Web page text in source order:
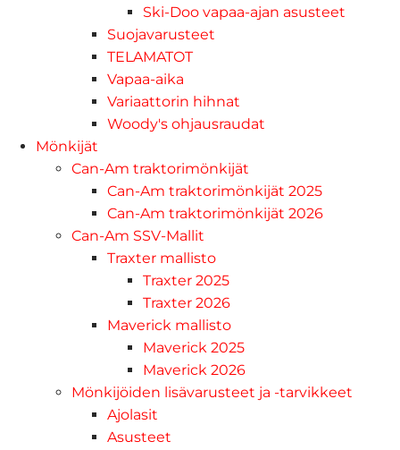
Ski-Doo vapaa-ajan asusteet
Suojavarusteet
TELAMATOT
Vapaa-aika
Variaattorin hihnat
Woody's ohjausraudat
Mönkijät
Can-Am traktorimönkijät
Can-Am traktorimönkijät 2025
Can-Am traktorimönkijät 2026
Can-Am SSV-Mallit
Traxter mallisto
Traxter 2025
Traxter 2026
Maverick mallisto
Maverick 2025
Maverick 2026
Mönkijöiden lisävarusteet ja -tarvikkeet
Ajolasit
Asusteet